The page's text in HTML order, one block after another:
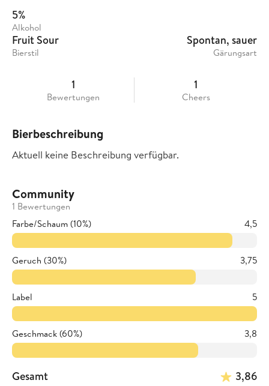
5%
Alkohol
Fruit Sour
Bierstil
Spontan, sauer
Gärungsart
1
Bewertungen
1
Cheers
Bierbeschreibung
Aktuell keine Beschreibung verfügbar.
Community
1 Bewertungen
Farbe/Schaum (10%)
4,5
Geruch (30%) 3,75
Label 5
Geschmack (60%) 3,8
Gesamt 3,86